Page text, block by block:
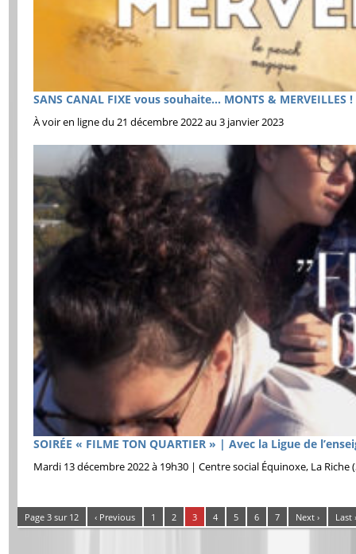
SANS CANAL FIXE vous souhaite… MONTS & MERVEILLES !
À voir en ligne du 21 décembre 2022 au 3 janvier 2023
SOIRÉE « FILME TON QUARTIER » | Avec la Ligue de
Mardi 13 décembre 2022 à 19h30 | Centre social Équinoxe, La Riche
Page 3 sur 12 ‹ Previous 1 2 3 4 5 6 7 Next › Last